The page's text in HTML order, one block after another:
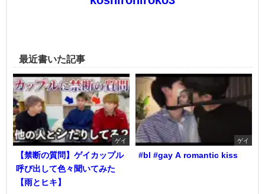
最近書いた記事
ゲイ
【禁断の質問】ゲイカップル
呼び出して色々聞いてみた
【雨とヒキ】
ゲイ
#bl #gay A romantic kiss